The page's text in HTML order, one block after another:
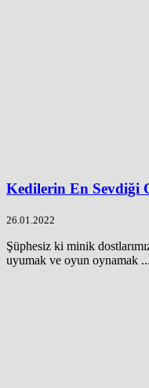
Kedilerin En Sevdiği
26.01.2022
Şüphesiz ki minik
uyumak ve oyun oynamak ...